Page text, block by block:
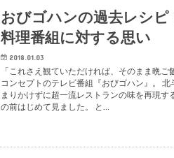
おびゴハンの過去レシピ
料理番組に対する思い
2018.01.03
「これさえ観ていただければ、そのまま晩
コンセプトのテレビ番組『おびゴハン』。
まりかけずに超一流レストランの味を再現す
の前はじめて見ました。 と…